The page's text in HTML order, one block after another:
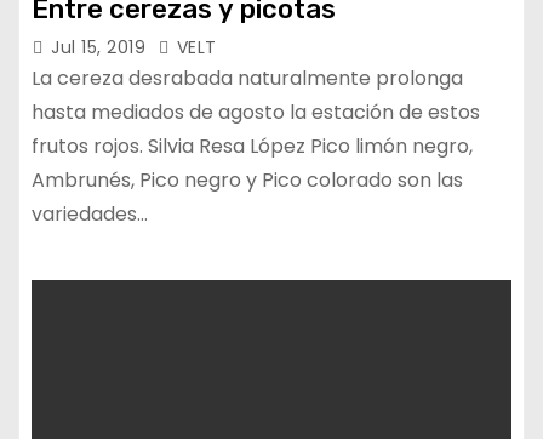
Entre cerezas y picotas
Jul 15, 2019 VELT
La cereza desrabada naturalmente prolonga
hasta mediados de agosto la estación de estos
frutos rojos. Silvia Resa López Pico limón negro,
Ambrunés, Pico negro y Pico colorado son las
variedades…